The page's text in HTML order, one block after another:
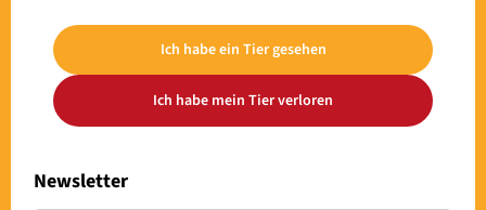
Ich habe ein Tier gesehen
Ich habe mein Tier verloren
Newsletter